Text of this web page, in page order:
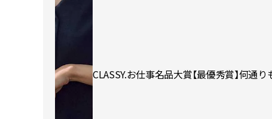
CLASSY.お仕事名品大賞【最優秀賞】何通